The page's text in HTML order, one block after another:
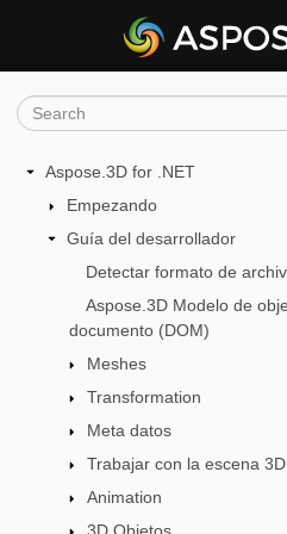
Aspose.3D for .NET
Empezando
Guía del desarrollador
Detectar formato de
Aspose.3D Modelo de
documento (DOM)
Meshes
Transformation
Meta datos
Trabajar con la escena 3D
Animation
3D Objetos